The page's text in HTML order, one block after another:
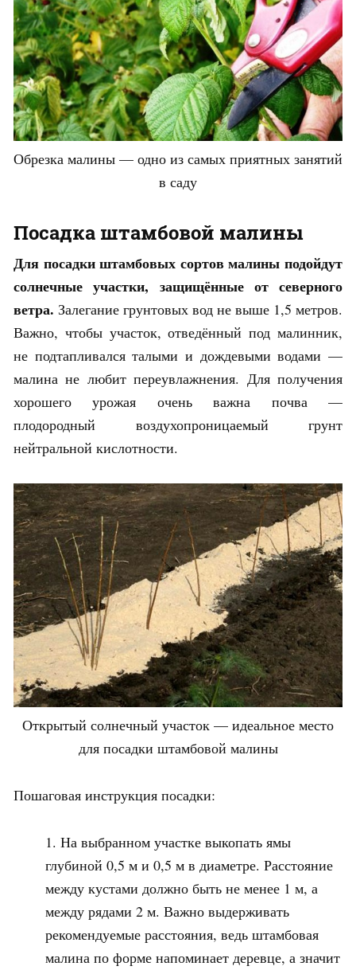
Обрезка малины — одно из самых приятных занятий
в саду
Посадка штамбовой малины
Для посадки штамбовых сортов малины подойдут
солнечные участки, защищённые от северного
ветра. Залегание грунтовых вод не выше 1,5 метров.
Важно, чтобы участок, отведённый под малинник,
не подтапливался талыми и дождевыми водами —
малина не любит переувлажнения. Для получения
хорошего урожая очень важна почва —
плодородный воздухопроницаемый грунт
нейтральной кислотности.
Открытый солнечный участок — идеальное место
для посадки штамбовой малины
Пошаговая инструкция посадки:
На выбранном участке выкопать ямы
глубиной 0,5 м и 0,5 м в диаметре. Расстояние
между кустами должно быть не менее 1 м, а
между рядами 2 м. Важно выдерживать
рекомендуемые расстояния, ведь штамбовая
малина по форме напоминает деревце, а значит